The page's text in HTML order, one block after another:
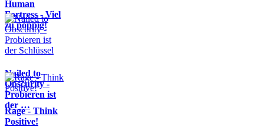
Human
Fortress - Viel
zu poppig!
Nailed to
Obscurity -
Probieren ist
der …
Rage - Think
Positive!